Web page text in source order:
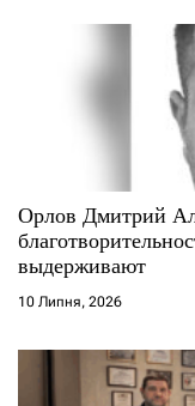
Орлов Дмитрий
выдерживают
10 Липня, 2026